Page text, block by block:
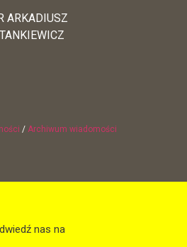
ARKADIUSZ
/ Archiwum wiadomości
nas na